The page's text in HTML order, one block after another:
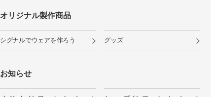
オリジナル製作商品
シグナルでウェアを作ろう グッズ
お知らせ